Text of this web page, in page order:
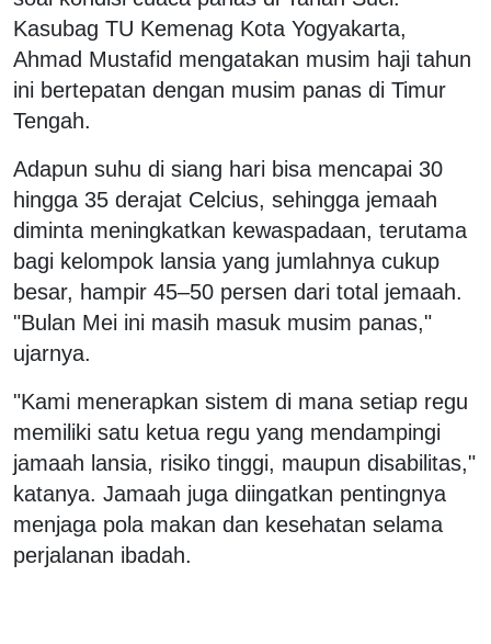
Kasubag TU Kemenag Kota Yogyakarta,
Ahmad Mustafid mengatakan musim haji tahun
ini bertepatan dengan musim panas di Timur
Tengah.
Adapun suhu di siang hari bisa mencapai 30
hingga 35 derajat Celcius, sehingga jemaah
diminta meningkatkan kewaspadaan, terutama
bagi kelompok lansia yang jumlahnya cukup
besar, hampir 45–50 persen dari total jemaah.
"Bulan Mei ini masih masuk musim panas,"
ujarnya.
"Kami menerapkan sistem di mana setiap regu
memiliki satu ketua regu yang mendampingi
jamaah lansia, risiko tinggi, maupun disabilitas,"
katanya. Jamaah juga diingatkan pentingnya
menjaga pola makan dan kesehatan selama
perjalanan ibadah.